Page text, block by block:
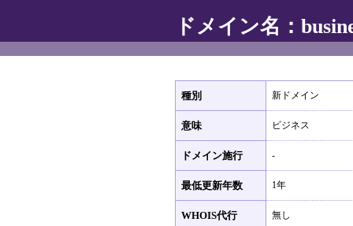
ドメイン名：
種別 新ドメイン
意味 ビジネス
ドメイン施行 -
最低更新年数 1年
WHOIS代行 無し